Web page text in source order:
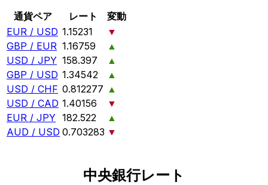
通貨ペア レート
変動
EUR / USD 1.15231
▼
GBP / EUR 1.16759
▲
USD / JPY 158.397
▲
GBP / USD 1.34542
▲
USD / CHF 0.812277 ▲
USD / CAD 1.40156
▼
EUR / JPY 182.522
▲
AUD / USD 0.703283 ▼
中央銀行レート